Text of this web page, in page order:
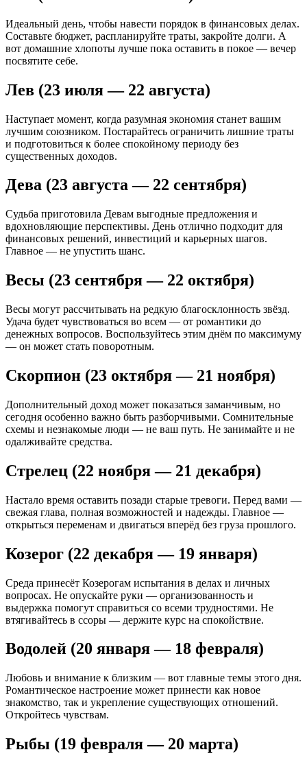
Идеальный день, чтобы навести порядок в финансовых делах.
Составьте бюджет, распланируйте траты, закройте долги. А
вот домашние хлопоты лучше пока оставить в покое — вечер
посвятите себе.
Лев (23 июля — 22 августа)
Наступает момент, когда разумная экономия станет вашим
лучшим союзником. Постарайтесь ограничить лишние траты
и подготовиться к более спокойному периоду без
существенных доходов.
Дева (23 августа — 22 сентября)
Судьба приготовила Девам выгодные предложения и
вдохновляющие перспективы. День отлично подходит для
финансовых решений, инвестиций и карьерных шагов.
Главное — не упустить шанс.
Весы (23 сентября — 22 октября)
Весы могут рассчитывать на редкую благосклонность звёзд.
Удача будет чувствоваться во всем — от романтики до
денежных вопросов. Воспользуйтесь этим днём по максимуму
— он может стать поворотным.
Скорпион (23 октября — 21 ноября)
Дополнительный доход может показаться заманчивым, но
сегодня особенно важно быть разборчивыми. Сомнительные
схемы и незнакомые люди — не ваш путь. Не занимайте и не
одалживайте средства.
Стрелец (22 ноября — 21 декабря)
Настало время оставить позади старые тревоги. Перед вами —
свежая глава, полная возможностей и надежды. Главное —
открыться переменам и двигаться вперёд без груза прошлого.
Козерог (22 декабря — 19 января)
Среда принесёт Козерогам испытания в делах и личных
вопросах. Не опускайте руки — организованность и
выдержка помогут справиться со всеми трудностями. Не
втягивайтесь в ссоры — держите курс на спокойствие.
Водолей (20 января — 18 февраля)
Любовь и внимание к близким — вот главные темы этого дня.
Романтическое настроение может принести как новое
знакомство, так и укрепление существующих отношений.
Откройтесь чувствам.
Рыбы (19 февраля — 20 марта)